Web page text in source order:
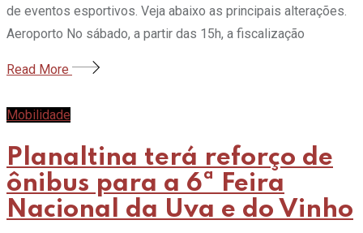
de eventos esportivos. Veja abaixo as principais alterações.
Aeroporto No sábado, a partir das 15h, a fiscalização
Read More
Mobilidade
Planaltina terá reforço de
ônibus para a 6ª Feira
Nacional da Uva e do Vinho